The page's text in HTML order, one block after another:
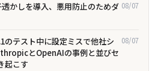
かしを導入、悪用防止のためダ 08/07
テスト中に設定ミスで他社シ
とOpenAIの事例と並びセ
起こす
08/07